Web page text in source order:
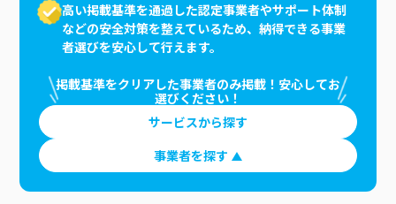
高い掲載基準を通過した認定事業者やサポート体制
などの安全対策を整えているため、納得できる事業
者選びを安心して行えます。
掲載基準をクリアした事業者のみ掲載！安心してお
選びください！
サービスから探す
事業者を探す